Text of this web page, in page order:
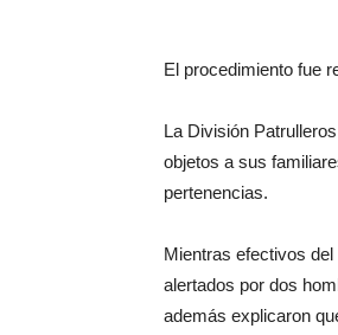
El procedimiento fue
La División
objetos a sus
pertenencias.
Mientras efectivos
alertados por dos
además explicaron